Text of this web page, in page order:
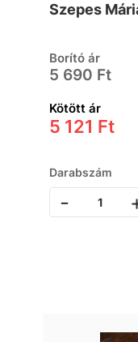
Szepes
Borító ár
5 690 Ft
Kötött ár
5 121 Ft
Darabszám
-